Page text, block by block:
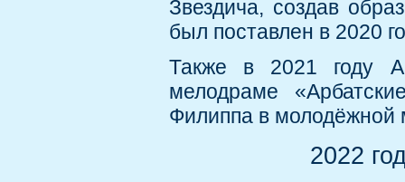
Звездича, создав
был поставлен в 2020
Также в 2021 году
мелодраме
Филиппа в молодёжной
2022